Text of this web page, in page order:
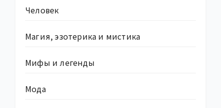
Человек
Магия, эзотерика и мистика
Мифы и легенды
Мода